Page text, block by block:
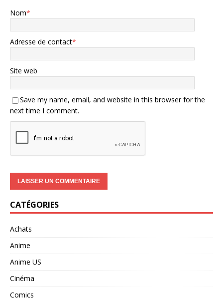
Nom*
Adresse de contact*
Site web
Save my name, email, and website in this browser for the
next time I comment.
CATÉGORIES
Achats
Anime
Anime US
Cinéma
Comics